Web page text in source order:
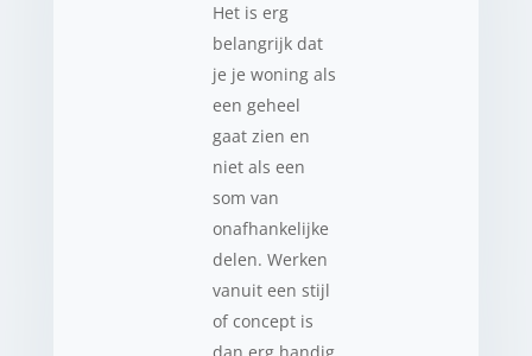
Het is erg
belangrijk dat
je je woning als
een geheel
gaat zien en
niet als een
som van
onafhankelijke
delen. Werken
vanuit een stijl
of concept is